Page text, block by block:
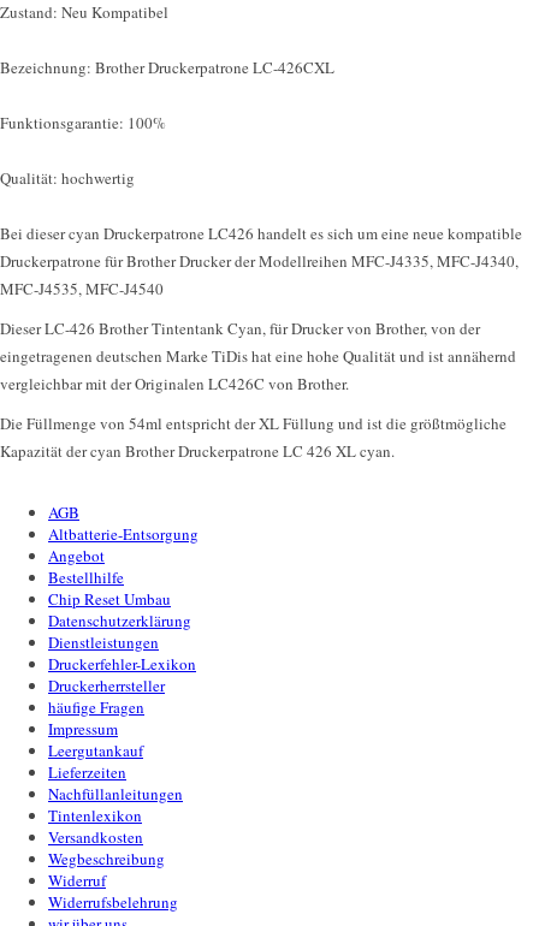
Zustand: Neu Kompatibel
Bezeichnung: Brother Druckerpatrone LC-426CXL
Funktionsgarantie: 100%
Qualität: hochwertig
Bei dieser cyan Druckerpatrone LC426 handelt es sich um eine neue kompatible
Druckerpatrone für Brother Drucker der Modellreihen MFC-J4335, MFC-J4340,
MFC-J4535, MFC-J4540
Dieser LC-426 Brother Tintentank Cyan, für Drucker von Brother, von der
eingetragenen deutschen Marke TiDis hat eine hohe Qualität und ist annähernd
vergleichbar mit der Originalen LC426C von Brother.
Die Füllmenge von 54ml entspricht der XL Füllung und ist die größtmögliche
Kapazität der cyan Brother Druckerpatrone LC 426 XL cyan.
AGB
Altbatterie-Entsorgung
Angebot
Bestellhilfe
Chip Reset Umbau
Datenschutzerklärung
Dienstleistungen
Druckerfehler-Lexikon
Druckerherrsteller
häufige Fragen
Impressum
Leergutankauf
Lieferzeiten
Nachfüllanleitungen
Tintenlexikon
Versandkosten
Wegbeschreibung
Widerruf
Widerrufsbelehrung